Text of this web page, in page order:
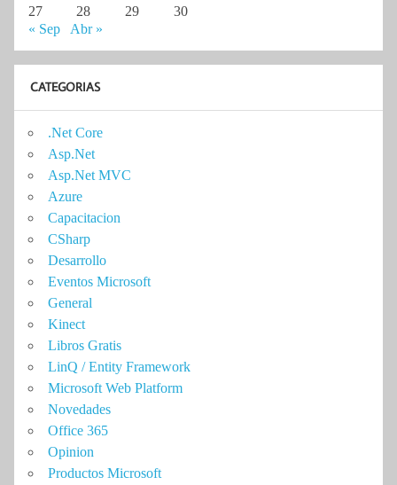
27 28 29
30
« Sep
Abr »
CATEGORIAS
.Net Core
Asp.Net
Asp.Net MVC
Azure
Capacitacion
CSharp
Desarrollo
Eventos Microsoft
General
Kinect
Libros Gratis
LinQ / Entity Framework
Microsoft Web Platform
Novedades
Office 365
Opinion
Productos Microsoft